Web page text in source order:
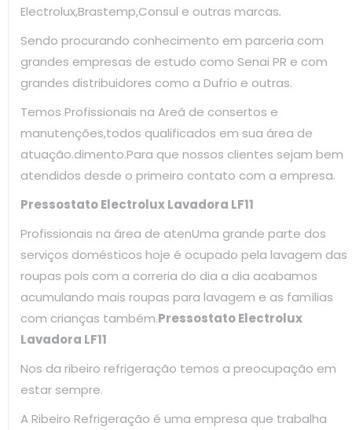
Electrolux,Brastemp,Consul e outras marcas.
Sendo procurando conhecimento em parceria com
grandes empresas de estudo como Senai PR e com
grandes distribuidores como a Dufrio e outras.
Temos Profissionais na Areá de consertos e
manutenções,todos qualificados em sua área de
atuação.dimento.Para que nossos clientes sejam bem
atendidos desde o primeiro contato com a empresa.
Pressostato Electrolux Lavadora LF11
Profissionais na área de atenUma grande parte dos
serviços domésticos hoje é ocupado pela lavagem das
roupas pois com a correria do dia a dia acabamos
acumulando mais roupas para lavagem e as famílias
com crianças também.Pressostato Electrolux
Lavadora LF11
Nos da ribeiro refrigeração temos a preocupação em
estar sempre.
A Ribeiro Refrigeração é uma empresa que trabalha